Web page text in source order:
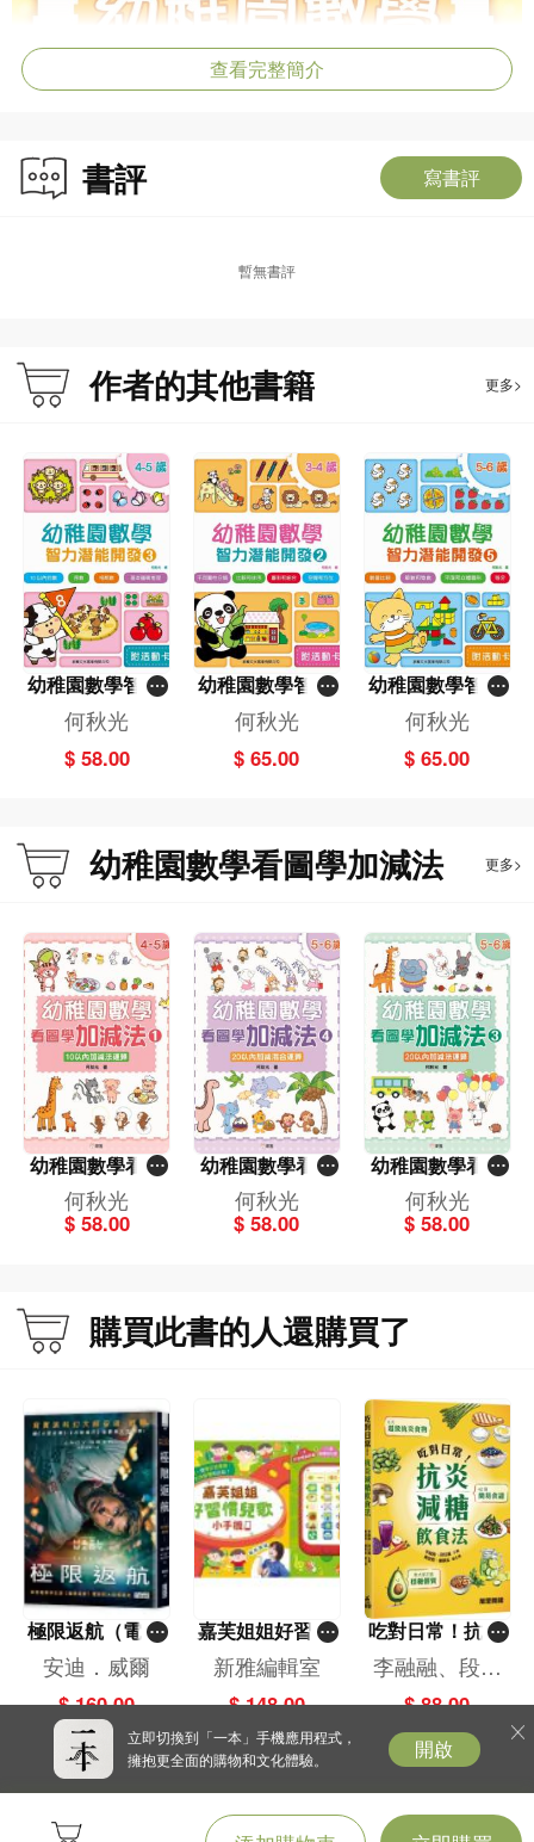
查看完整簡介
書評 寫書評
暫無書評
作者的其他書籍 更多>
幼稚園數學智力
潛能開發 (3) 4-5
歲
何秋光
$ 58.00
幼稚園數學智力
潛能開發 (2) 3-4
歲
何秋光
$ 65.00
幼稚園數學智力
潛能開發 (5) 5-6
歲
何秋光
$ 65.00
幼稚園數學看圖學加減法 更多>
幼稚園數學看圖
學加減法（1）4-
5歲-10以內加減
何秋光
$ 58.00
幼稚園數學看圖
學加減法（4）5-
6歲-20以內加減
何秋光
$ 58.00
幼稚園數學看圖
學加減法（3）5-
6歲-20以內加減
何秋光
$ 58.00
購買此書的人還購買了
極限返航（電影
書衣典藏版）
（獨家收錄作者
訪談）
安迪．威爾
$ 160.00
嘉芙姐姐好習慣
兒歌小手機
新雅編輯室
$ 148.00
吃對日常！抗炎
減糖飲食法
李融融、段佳
麗,黃梨煜、顧
$ 88.00
立即切換到「一本」手機應用程式，
擁抱更全面的購物和文化體驗。
開啟